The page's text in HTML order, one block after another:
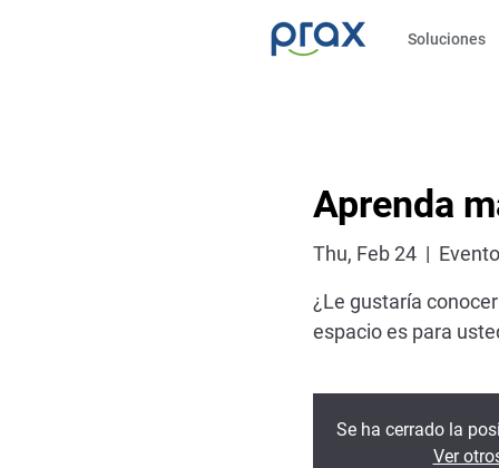
Soluciones
Aprenda
Thu, Feb 24
  |
¿Le gustaría
espacio es para
Se ha cerrado la
Ver